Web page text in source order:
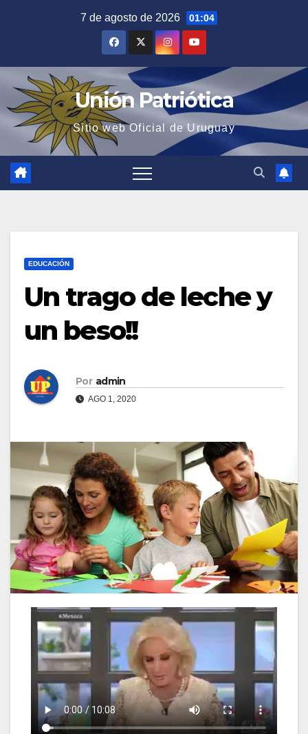
7 de agosto de 2026 01:04
Unión Patriótica
Sitio web Oficial de Uruguay
EDUCACIÓN
Un trago de leche y
un beso!!
Por admin
AGO 1, 2020